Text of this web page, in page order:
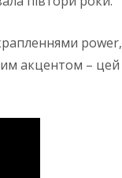
power,
акцентом – цей